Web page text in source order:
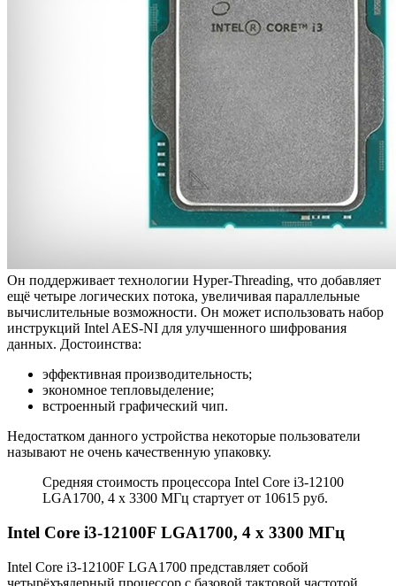
Он поддерживает технологии Hyper-Threading, что добавляет
ещё четыре логических потока, увеличивая параллельные
вычислительные возможности. Он может использовать набор
инструкций Intel AES-NI для улучшенного шифрования
данных. Достоинства:
эффективная производительность;
экономное тепловыделение;
встроенный графический чип.
Недостатком данного устройства некоторые пользователи
называют не очень качественную упаковку.
Средняя стоимость процессора Intel Core i3-12100
LGA1700, 4 x 3300 МГц стартует от 10615 руб.
Intel Core i3-12100F LGA1700, 4 x 3300 МГц
Intel Core i3-12100F LGA1700 представляет собой
четырёхъядерный процессор с базовой тактовой частотой